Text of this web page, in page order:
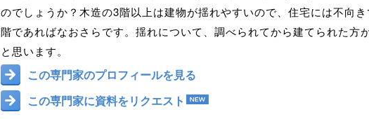
のでしょうか？木造の3階以上は建物が揺れやすいので、住宅には不向
階であればなおさらです。揺れについて、調べられてから建てられた方
と思います。
この専門家のプロフィールを見る
この専門家に資料をリクエスト